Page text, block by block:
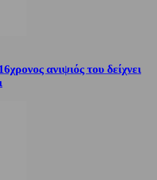
ανιψιός του δείχνει